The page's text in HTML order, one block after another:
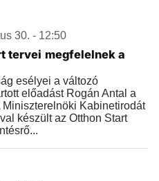
30. - 12:50
tervei megfelelnek a
esélyei a változó
előadást Rogán Antal a
Kabinetirodát
készült az Otthon Start